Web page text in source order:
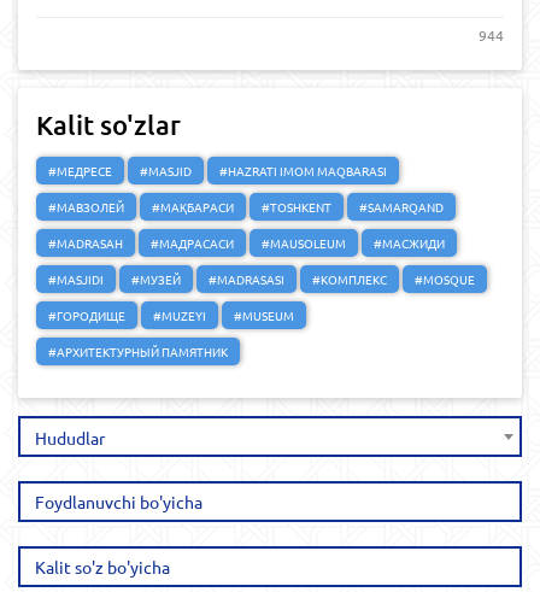
944
Kalit so'zlar
#МЕДРЕСЕ #MASJID
#HAZRATI IMOM MAQBARASI
#МАВЗОЛЕЙ
#МАҚБАРАСИ #TOSHKENT
#SAMARQAND
#MADRASAH
#МАДРАСАСИ #MAUSOLEUM
#МАСЖИДИ
#MASJIDI
#МУЗЕЙ #MADRASASI #КОМПЛЕКС
#MOSQUE
#ГОРОДИЩЕ
#MUZEYI
#MUSEUM
#АРХИТЕКТУРНЫЙ ПАМЯТНИК
Hududlar